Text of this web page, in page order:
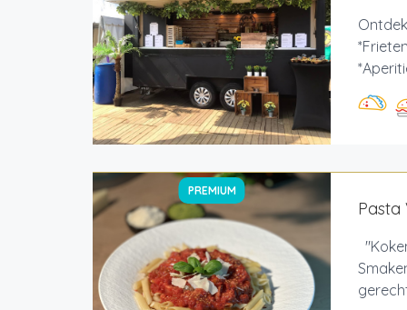
PREMIUM
Pasta